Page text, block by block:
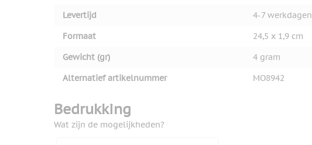
Levertijd
4-7 werkdagen
Formaat
24,5 x 1,9 cm
Gewicht (gr)
4 gram
Alternatief artikelnummer
MO8942
Bedrukking
Wat zijn de mogelijkheden?